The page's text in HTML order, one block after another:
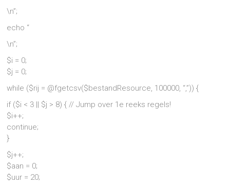
\n”;
echo “
\n”;
$i = 0;
$j = 0;
while ($rij = @fgetcsv($bestandResource, 100000, “,”)) {
if ($i < 3 || $j > 8) { // Jump over 1e reeks regels!
$i++;
continue;
}
$j++;
$aan = 0;
$uur = 20;